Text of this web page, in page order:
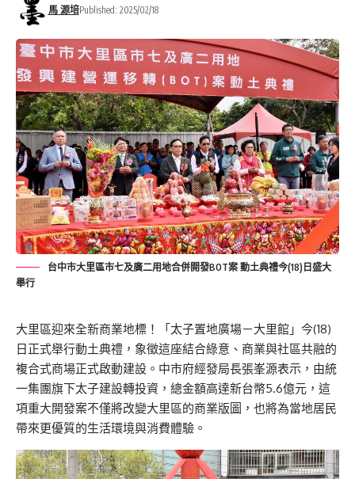
馬 源培Published: 2025/02/18
台中市大里區市七及廣二用地合併開發BOT案 動土典禮今(18)日盛大
舉行
大里區迎來全新商業地標！「太子置地廣場－大里館」今(18)
日正式舉行動土典禮，象徵這座結合綠意、商業與社區共融的
複合式商場正式啟動建設。中市府經發局長張峯源表示，由統
一集團旗下太子建設轉投資，總金額高達新台幣5.6億元，這
項重大開發案不僅將改變大里區的商業版圖，也將為當地居民
帶來更優質的生活環境與消費體驗。